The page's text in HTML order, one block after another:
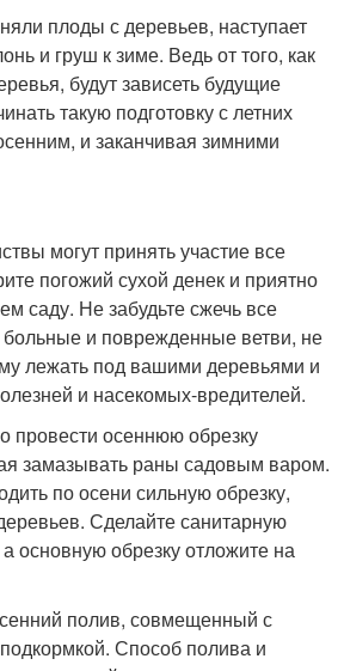
плоды с деревьев, наступает
и груш к зиме. Ведь от того, как
будут зависеть будущие
такую подготовку с летних
и заканчивая зимними
могут принять участие все
погожий сухой денек и приятно
саду. Не забудьте сжечь все
и поврежденные ветви, не
лежать под вашими деревьями и
и насекомых-вредителей.
провести осеннюю обрезку
замазывать раны садовым варом.
по осени сильную обрезку,
Сделайте санитарную
основную обрезку отложите на
полив, совмещенный с
Способ полива и